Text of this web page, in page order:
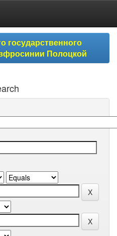
государственного
Полоцкой